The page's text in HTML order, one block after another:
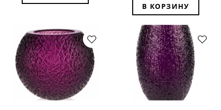
В КОРЗИНУ